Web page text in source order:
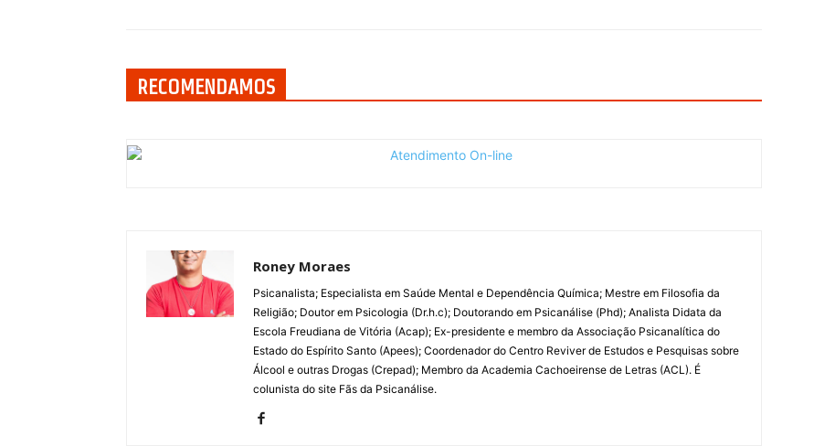
RECOMENDAMOS
Roney Moraes
Psicanalista; Especialista em Saúde Mental e Dependência Química; Mestre em Filosofia da
Religião; Doutor em Psicologia (Dr.h.c); Doutorando em Psicanálise (Phd); Analista Didata da
Escola Freudiana de Vitória (Acap); Ex-presidente e membro da Associação Psicanalítica do
Estado do Espírito Santo (Apees); Coordenador do Centro Reviver de Estudos e Pesquisas sobre
Álcool e outras Drogas (Crepad); Membro da Academia Cachoeirense de Letras (ACL). É
colunista do site Fãs da Psicanálise.